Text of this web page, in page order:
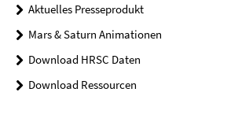
Aktuelles Presseprodukt
Mars & Saturn Animationen
Download HRSC Daten
Download Ressourcen